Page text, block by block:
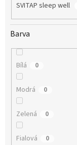
SVITAP sleep well
Barva
Bílá 0
Modrá 0
Zelená 0
Fialová 0